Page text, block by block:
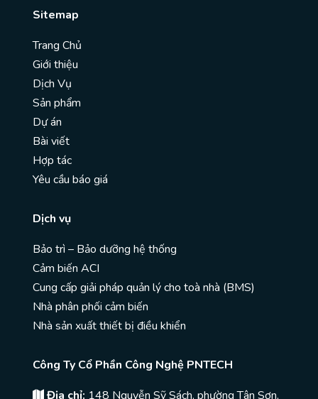
Sitemap
Trang Chủ
Giới thiệu
Dịch Vụ
Sản phẩm
Dự án
Bài viết
Hợp tác
Yêu cầu báo giá
Dịch vụ
Bảo trì – Bảo dưỡng hệ thống
Cảm biến ACI
Cung cấp giải pháp quản lý cho toà nhà (BMS)
Nhà phân phối cảm biến
Nhà sản xuất thiết bị điều khiển
Công Ty Cổ Phần Công Nghệ PNTECH
Địa chỉ: 148 Nguyễn Sỹ Sách, phường Tân Sơn,